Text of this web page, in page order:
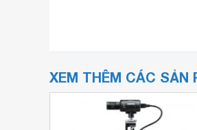
XEM THÊM CÁC